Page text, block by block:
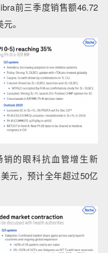
前三季度销售额46.72
。
销的眼科抗血管增生新
元，预计全年超过50亿